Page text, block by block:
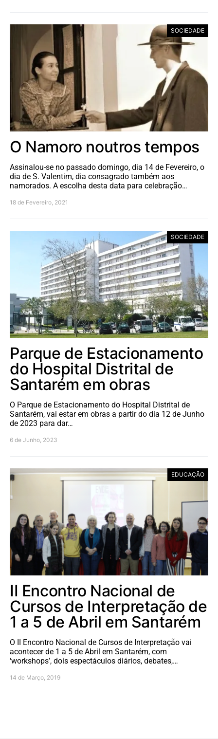
SOCIEDADE
O Namoro noutros tempos
Assinalou-se no passado domingo, dia 14 de Fevereiro, o
dia de S. Valentim, dia consagrado também aos
namorados. A escolha desta data para celebração…
18 de Fevereiro, 2021
SOCIEDADE
Parque de Estacionamento
do Hospital Distrital de
Santarém em obras
O Parque de Estacionamento do Hospital Distrital de
Santarém, vai estar em obras a partir do dia 12 de Junho
de 2023 para dar…
6 de Junho, 2023
EDUCAÇÃO
II Encontro Nacional de
Cursos de Interpretação de
1 a 5 de Abril em Santarém
O II Encontro Nacional de Cursos de Interpretação vai
acontecer de 1 a 5 de Abril em Santarém, com
‘workshops’, dois espectáculos diários, debates,…
14 de Março, 2019